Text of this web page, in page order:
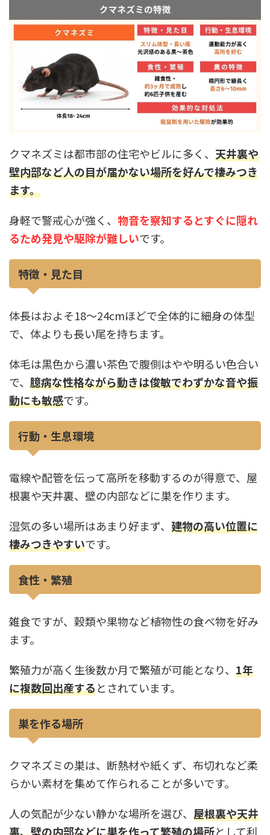
クマネズミは都市部の住宅やビルに多く、 天井裏や
壁内部など人の目が届かない場所を好んで棲みつき
ます。
身軽で警戒心が強く、 物音を察知するとすぐに隠れ
るため発見や駆除が難しいです。
特徴・見た目
体長はおよそ18〜24cmほどで全体的に細身の体型
で、体よりも長い尾を持ちます。
体毛は黒色から濃い茶色で腹側はやや明るい色合い
で、 臆病な性格ながら動きは俊敏でわずかな音や振
動にも敏感です。
行動・生息環境
電線や配管を伝って高所を移動するのが得意で、屋
根裏や天井裏、壁の内部などに巣を作ります。
湿気の多い場所はあまり好まず、 建物の高い位置に
棲みつきやすいです。
食性・繁殖
雑食ですが、穀類や果物など植物性の食べ物を好み
ます。
繁殖力が高く生後数か月で繁殖が可能となり、 1年
に複数回出産するとされています。
巣を作る場所
クマネズミの巣は、断熱材や紙くず、布切れなど柔
らかい素材を集めて作られることが多いです。
人の気配が少ない静かな場所を選び、 屋根裏や天井
裏、壁の内部などに巣を作って繁殖の場所として利